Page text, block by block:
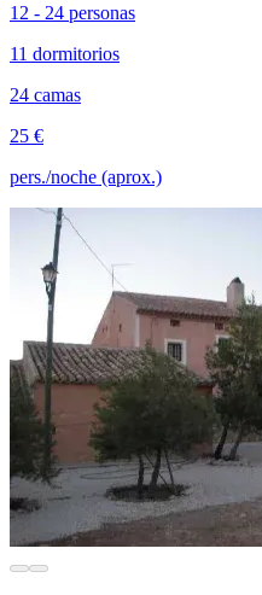
12 - 24 personas
11 dormitorios
24 camas
25 €
pers./noche (aprox.)